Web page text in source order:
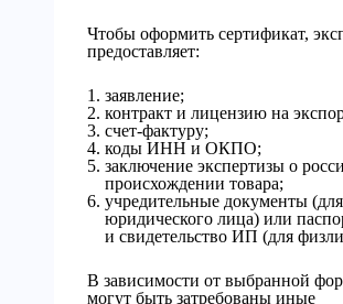
Чтобы оформить сертификат,
предоставляет:
заявление;
контракт и лицензию на
счет-фактуру;
коды ИНН и ОКПО;
заключение экспертизы о
происхождении товара;
учредительные документы (для
юридического лица) или
и свидетельство ИП (для
В зависимости от выбранной
могут быть затребованы иные